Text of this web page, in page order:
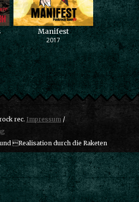
Manifest
2017
rec. Impressum/
Realisation durch die Raketen